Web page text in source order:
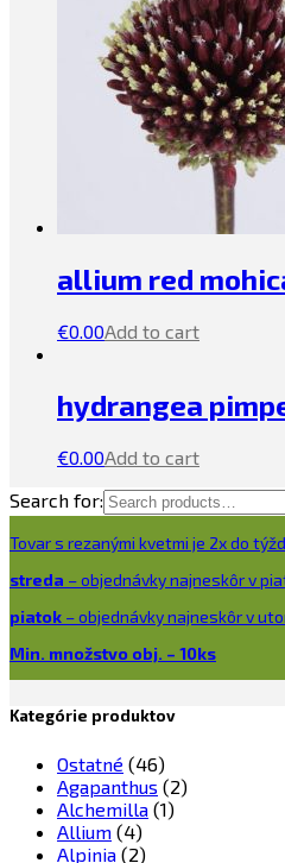
allium red
€0.00Add to cart
hydrangea
€0.00Add to cart
Search for:
Tovar s rezanými kvetmi je 2x do
streda – objednávky najneskôr v
piatok – objednávky najneskôr v
Min. množstvo obj. – 10ks
Kategórie produktov
Ostatné (46)
Agapanthus (2)
Alchemilla (1)
Allium (4)
Alpinia (2)